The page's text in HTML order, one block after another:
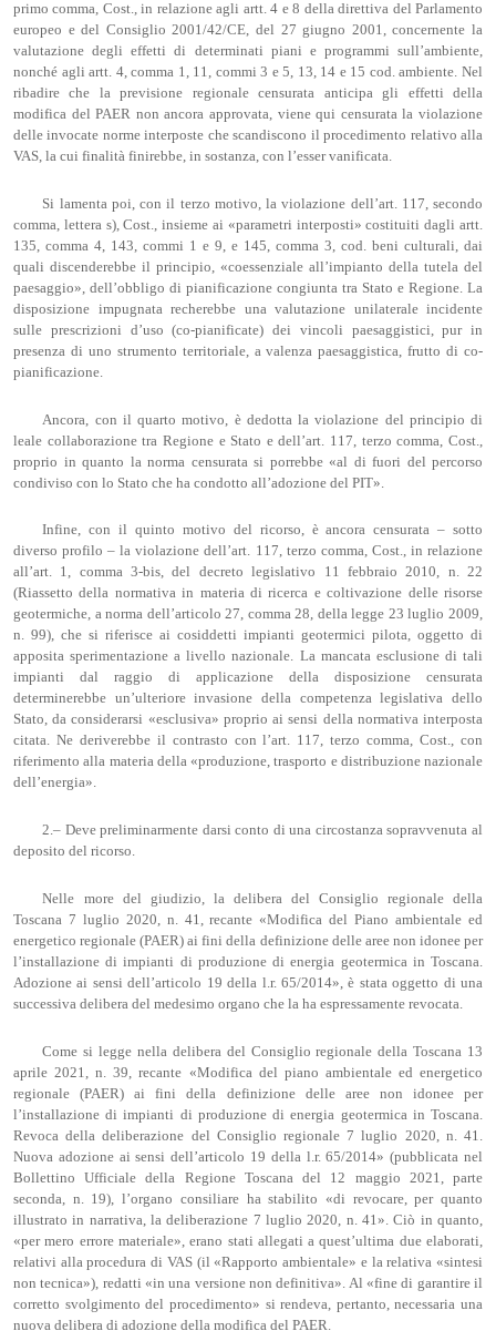
primo comma, Cost., in relazione agli artt. 4 e 8 della direttiva del Parlamento
europeo e del Consiglio 2001/42/CE, del 27 giugno 2001, concernente la
valutazione degli effetti di determinati piani e programmi sull’ambiente,
nonché agli artt. 4, comma 1, 11, commi 3 e 5, 13, 14 e 15 cod. ambiente. Nel
ribadire che la previsione regionale censurata anticipa gli effetti della
modifica del PAER non ancora approvata, viene qui censurata la violazione
delle invocate norme interposte che scandiscono il procedimento relativo alla
VAS, la cui finalità finirebbe, in sostanza, con l’esser vanificata.
Si lamenta poi, con il terzo motivo, la violazione dell’art. 117, secondo
comma, lettera s), Cost., insieme ai «parametri interposti» costituiti dagli artt.
135, comma 4, 143, commi 1 e 9, e 145, comma 3, cod. beni culturali, dai
quali discenderebbe il principio, «coessenziale all’impianto della tutela del
paesaggio», dell’obbligo di pianificazione congiunta tra Stato e Regione. La
disposizione impugnata recherebbe una valutazione unilaterale incidente
sulle prescrizioni d’uso (co-pianificate) dei vincoli paesaggistici, pur in
presenza di uno strumento territoriale, a valenza paesaggistica, frutto di co-
pianificazione.
Ancora, con il quarto motivo, è dedotta la violazione del principio di
leale collaborazione tra Regione e Stato e dell’art. 117, terzo comma, Cost.,
proprio in quanto la norma censurata si porrebbe «al di fuori del percorso
condiviso con lo Stato che ha condotto all’adozione del PIT».
Infine, con il quinto motivo del ricorso, è ancora censurata – sotto
diverso profilo – la violazione dell’art. 117, terzo comma, Cost., in relazione
all’art. 1, comma 3-bis, del decreto legislativo 11 febbraio 2010, n. 22
(Riassetto della normativa in materia di ricerca e coltivazione delle risorse
geotermiche, a norma dell’articolo 27, comma 28, della legge 23 luglio 2009,
n. 99), che si riferisce ai cosiddetti impianti geotermici pilota, oggetto di
apposita sperimentazione a livello nazionale. La mancata esclusione di tali
impianti dal raggio di applicazione della disposizione censurata
determinerebbe un’ulteriore invasione della competenza legislativa dello
Stato, da considerarsi «esclusiva» proprio ai sensi della normativa interposta
citata. Ne deriverebbe il contrasto con l’art. 117, terzo comma, Cost., con
riferimento alla materia della «produzione, trasporto e distribuzione nazionale
dell’energia».
2.– Deve preliminarmente darsi conto di una circostanza sopravvenuta al
deposito del ricorso.
Nelle more del giudizio, la delibera del Consiglio regionale della
Toscana 7 luglio 2020, n. 41, recante «Modifica del Piano ambientale ed
energetico regionale (PAER) ai fini della definizione delle aree non idonee per
l’installazione di impianti di produzione di energia geotermica in Toscana.
Adozione ai sensi dell’articolo 19 della l.r. 65/2014», è stata oggetto di una
successiva delibera del medesimo organo che la ha espressamente revocata.
Come si legge nella delibera del Consiglio regionale della Toscana 13
aprile 2021, n. 39, recante «Modifica del piano ambientale ed energetico
regionale (PAER) ai fini della definizione delle aree non idonee per
l’installazione di impianti di produzione di energia geotermica in Toscana.
Revoca della deliberazione del Consiglio regionale 7 luglio 2020, n. 41.
Nuova adozione ai sensi dell’articolo 19 della l.r. 65/2014» (pubblicata nel
Bollettino Ufficiale della Regione Toscana del 12 maggio 2021, parte
seconda, n. 19), l’organo consiliare ha stabilito «di revocare, per quanto
illustrato in narrativa, la deliberazione 7 luglio 2020, n. 41». Ciò in quanto,
«per mero errore materiale», erano stati allegati a quest’ultima due elaborati,
relativi alla procedura di VAS (il «Rapporto ambientale» e la relativa «sintesi
non tecnica»), redatti «in una versione non definitiva». Al «fine di garantire il
corretto svolgimento del procedimento» si rendeva, pertanto, necessaria una
nuova delibera di adozione della modifica del PAER.